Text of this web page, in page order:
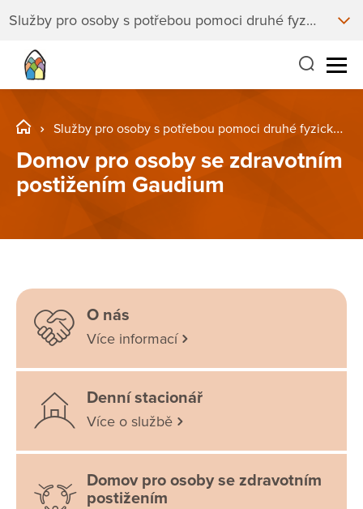
Služby pro osoby s potřebou pomoci druhé fyzické osoby
Služby pro osoby s potřebou pomoci druhé fyzické osoby
Domov pro osoby se zdravotním
postižením Gaudium
O nás
Více informací
Denní stacionář
Více o službě
Domov pro osoby se zdravotním
postižením